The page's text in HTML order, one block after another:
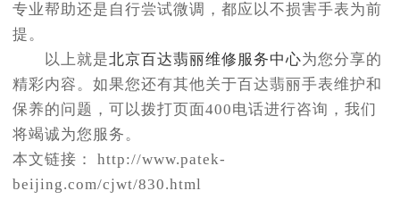
专业帮助还是自行尝试微调，都应以不损害手表为前
提。
以上就是北京百达翡丽维修服务中心为您分享的
精彩内容。如果您还有其他关于百达翡丽手表维护和
保养的问题，可以拨打页面400电话进行咨询，我们
将竭诚为您服务。
本文链接： http://www.patek-
beijing.com/cjwt/830.html